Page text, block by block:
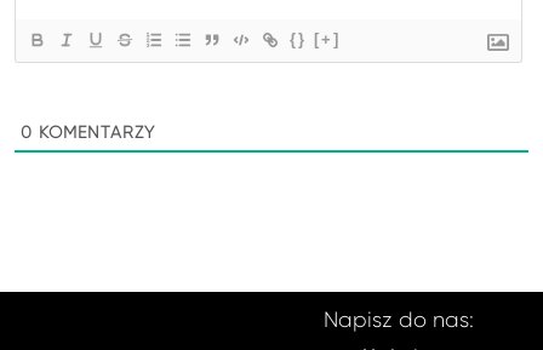
{} [+]
0 KOMENTARZY
Napisz do nas: